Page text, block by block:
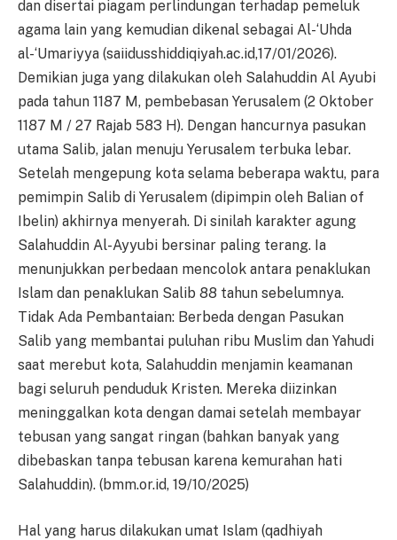
dan disertai piagam perlindungan terhadap pemeluk
agama lain yang kemudian dikenal sebagai Al-‘Uhda
al-‘Umariyya (saiidusshiddiqiyah.ac.id,17/01/2026).
Demikian juga yang dilakukan oleh Salahuddin Al Ayubi
pada tahun 1187 M, pembebasan Yerusalem (2 Oktober
1187 M / 27 Rajab 583 H). Dengan hancurnya pasukan
utama Salib, jalan menuju Yerusalem terbuka lebar.
Setelah mengepung kota selama beberapa waktu, para
pemimpin Salib di Yerusalem (dipimpin oleh Balian of
Ibelin) akhirnya menyerah. Di sinilah karakter agung
Salahuddin Al-Ayyubi bersinar paling terang. Ia
menunjukkan perbedaan mencolok antara penaklukan
Islam dan penaklukan Salib 88 tahun sebelumnya.
Tidak Ada Pembantaian: Berbeda dengan Pasukan
Salib yang membantai puluhan ribu Muslim dan Yahudi
saat merebut kota, Salahuddin menjamin keamanan
bagi seluruh penduduk Kristen. Mereka diizinkan
meninggalkan kota dengan damai setelah membayar
tebusan yang sangat ringan (bahkan banyak yang
dibebaskan tanpa tebusan karena kemurahan hati
Salahuddin). (bmm.or.id, 19/10/2025)
Hal yang harus dilakukan umat Islam (qadhiyah